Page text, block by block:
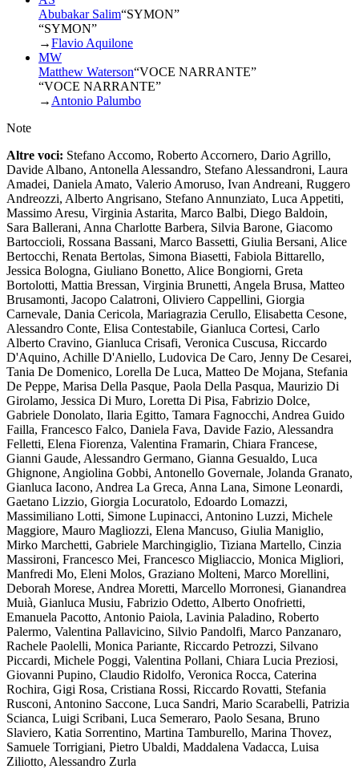
Abubakar Salim“SYMON”
“SYMON”
→Flavio Aquilone
MW
Matthew Waterson“VOCE NARRANTE”
“VOCE NARRANTE”
→ Antonio Palumbo
Note
Altre voci: Stefano Accomo, Roberto Accornero, Dario Agrillo,
Davide Albano, Antonella Alessandro, Stefano Alessandroni, Laura
Amadei, Daniela Amato, Valerio Amoruso, Ivan Andreani, Ruggero
Andreozzi, Alberto Angrisano, Stefano Annunziato, Luca Appetiti,
Massimo Aresu, Virginia Astarita, Marco Balbi, Diego Baldoin,
Sara Ballerani, Anna Charlotte Barbera, Silvia Barone, Giacomo
Bartoccioli, Rossana Bassani, Marco Bassetti, Giulia Bersani, Alice
Bertocchi, Renata Bertolas, Simona Biasetti, Fabiola Bittarello,
Jessica Bologna, Giuliano Bonetto, Alice Bongiorni, Greta
Bortolotti, Mattia Bressan, Virginia Brunetti, Angela Brusa, Matteo
Brusamonti, Jacopo Calatroni, Oliviero Cappellini, Giorgia
Carnevale, Dania Cericola, Mariagrazia Cerullo, Elisabetta Cesone,
Alessandro Conte, Elisa Contestabile, Gianluca Cortesi, Carlo
Alberto Cravino, Gianluca Crisafi, Veronica Cuscusa, Riccardo
D'Aquino, Achille D'Aniello, Ludovica De Caro, Jenny De Cesarei,
Tania De Domenico, Lorella De Luca, Matteo De Mojana, Stefania
De Peppe, Marisa Della Pasque, Paola Della Pasqua, Maurizio Di
Girolamo, Jessica Di Muro, Loretta Di Pisa, Fabrizio Dolce,
Gabriele Donolato, Ilaria Egitto, Tamara Fagnocchi, Andrea Guido
Failla, Francesco Falco, Daniela Fava, Davide Fazio, Alessandra
Felletti, Elena Fiorenza, Valentina Framarin, Chiara Francese,
Gianni Gaude, Alessandro Germano, Gianna Gesualdo, Luca
Ghignone, Angiolina Gobbi, Antonello Governale, Jolanda Granato,
Gianluca Iacono, Andrea La Greca, Anna Lana, Simone Leonardi,
Gaetano Lizzio, Giorgia Locuratolo, Edoardo Lomazzi,
Massimiliano Lotti, Simone Lupinacci, Antonino Luzzi, Michele
Maggiore, Mauro Magliozzi, Elena Mancuso, Giulia Maniglio,
Mirko Marchetti, Gabriele Marchingiglio, Tiziana Martello, Cinzia
Massironi, Francesco Mei, Francesco Migliaccio, Monica Migliori,
Manfredi Mo, Eleni Molos, Graziano Molteni, Marco Morellini,
Deborah Morese, Andrea Moretti, Marcello Morronesi, Gianandrea
Muià, Gianluca Musiu, Fabrizio Odetto, Alberto Onofrietti,
Emanuela Pacotto, Antonio Paiola, Lavinia Paladino, Roberto
Palermo, Valentina Pallavicino, Silvio Pandolfi, Marco Panzanaro,
Rachele Paolelli, Monica Pariante, Riccardo Petrozzi, Silvano
Piccardi, Michele Poggi, Valentina Pollani, Chiara Lucia Preziosi,
Giovanni Pupino, Claudio Ridolfo, Veronica Rocca, Caterina
Rochira, Gigi Rosa, Cristiana Rossi, Riccardo Rovatti, Stefania
Rusconi, Antonino Saccone, Luca Sandri, Mario Scarabelli, Patrizia
Scianca, Luigi Scribani, Luca Semeraro, Paolo Sesana, Bruno
Slaviero, Katia Sorrentino, Martina Tamburello, Marina Thovez,
Samuele Torrigiani, Pietro Ubaldi, Maddalena Vadacca, Luisa
Ziliotto, Alessandro Zurla